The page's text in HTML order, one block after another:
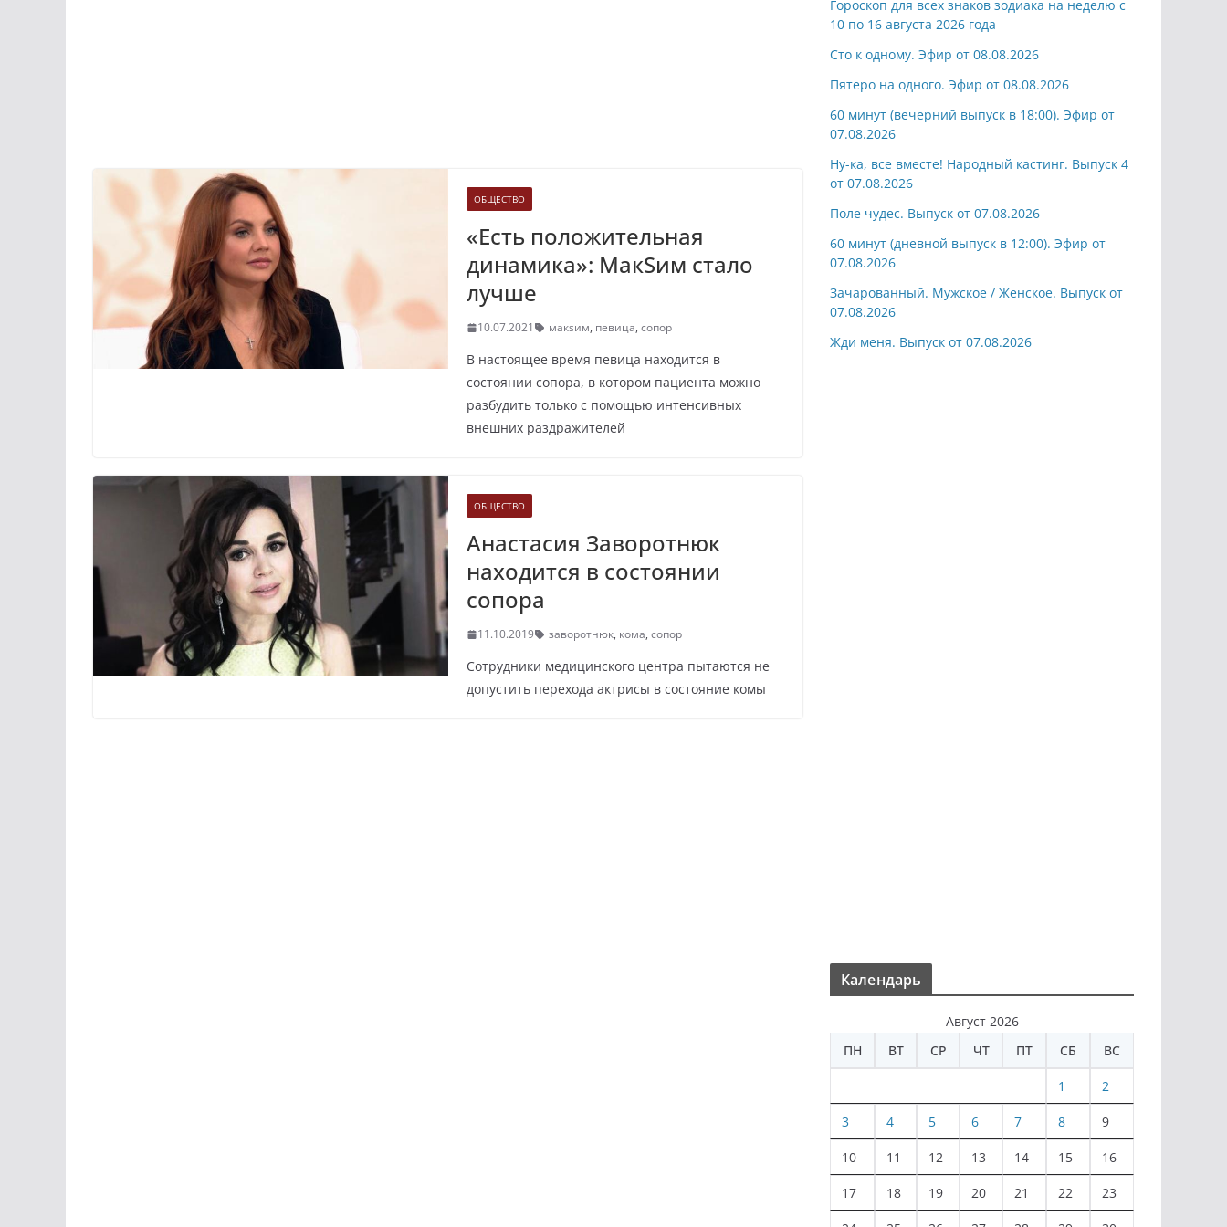
ОБЩЕСТВО
«Есть положительная
динамика»: МакSим стало
лучше
10.07.2021 макsим, певица, сопор
В настоящее время певица находится в
состоянии сопора, в котором пациента можно
разбудить только с помощью интенсивных
внешних раздражителей
ОБЩЕСТВО
Анастасия Заворотнюк
находится в состоянии
сопора
11.10.2019 заворотнюк, кома, сопор
Сотрудники медицинского центра пытаются не
допустить перехода актрисы в состояние комы
Гороскоп для всех знаков зодиака на неделю с
10 по 16 августа 2026 года
Сто к одному. Эфир от 08.08.2026
Пятеро на одного. Эфир от 08.08.2026
60 минут (вечерний выпуск в 18:00). Эфир от
07.08.2026
Ну-ка, все вместе! Народный кастинг. Выпуск 4
от 07.08.2026
Поле чудес. Выпуск от 07.08.2026
60 минут (дневной выпуск в 12:00). Эфир от
07.08.2026
Зачарованный. Мужское / Женское. Выпуск от
07.08.2026
Жди меня. Выпуск от 07.08.2026
Календарь
Август 2026
ПН
ВТ СР ЧТ ПТ СБ ВС
1 2
3 4 5 6 7 8 9
10 11 12 13 14 15 16
17 18 19 20 21 22 23